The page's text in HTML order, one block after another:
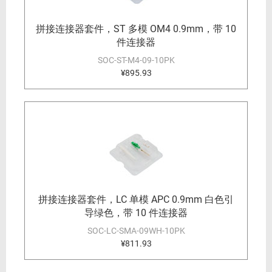
拼接连接器套件，ST 多模 OM4 0.9mm，带 10
件连接器
SOC-ST-M4-09-10PK
¥895.93
拼接连接器套件，LC 单模 APC 0.9mm 白色引
导绿色，带 10 件连接器
SOC-LC-SMA-09WH-10PK
¥811.93